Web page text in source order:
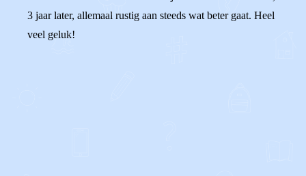
3 jaar later, allemaal rustig aan steeds wat beter gaat. Heel
veel geluk!